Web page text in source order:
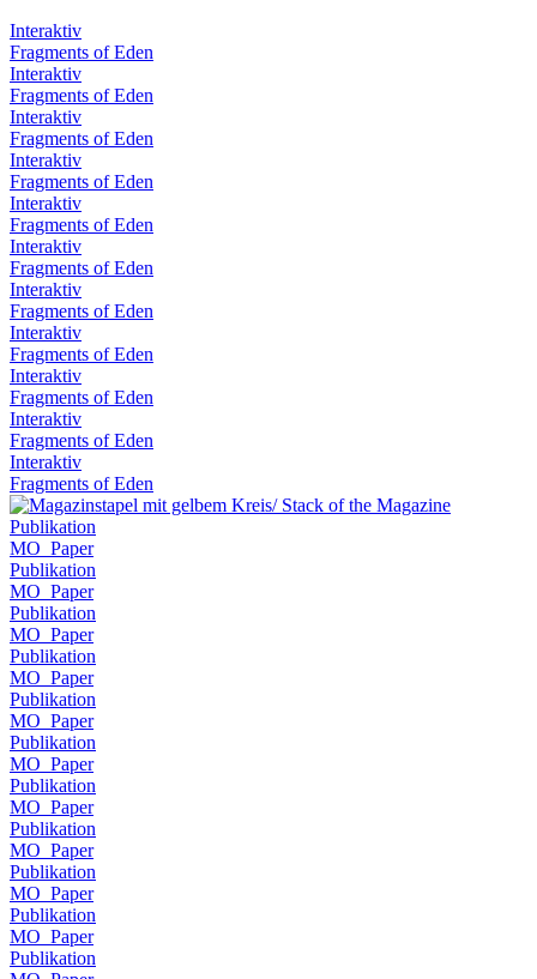
Interaktiv
Fragments of Eden
Interaktiv
Fragments of Eden
Interaktiv
Fragments of Eden
Interaktiv
Fragments of Eden
Interaktiv
Fragments of Eden
Interaktiv
Fragments of Eden
Interaktiv
Fragments of Eden
Interaktiv
Fragments of Eden
Interaktiv
Fragments of Eden
Interaktiv
Fragments of Eden
Interaktiv
Fragments of Eden
Publikation
MO_Paper
Publikation
MO_Paper
Publikation
MO_Paper
Publikation
MO_Paper
Publikation
MO_Paper
Publikation
MO_Paper
Publikation
MO_Paper
Publikation
MO_Paper
Publikation
MO_Paper
Publikation
MO_Paper
Publikation